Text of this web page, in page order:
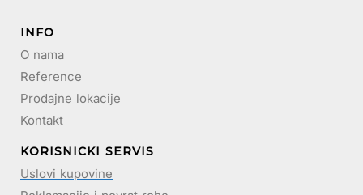
INFO
O nama
Reference
Prodajne lokacije
Kontakt
KORISNICKI SERVIS
Uslovi kupovine